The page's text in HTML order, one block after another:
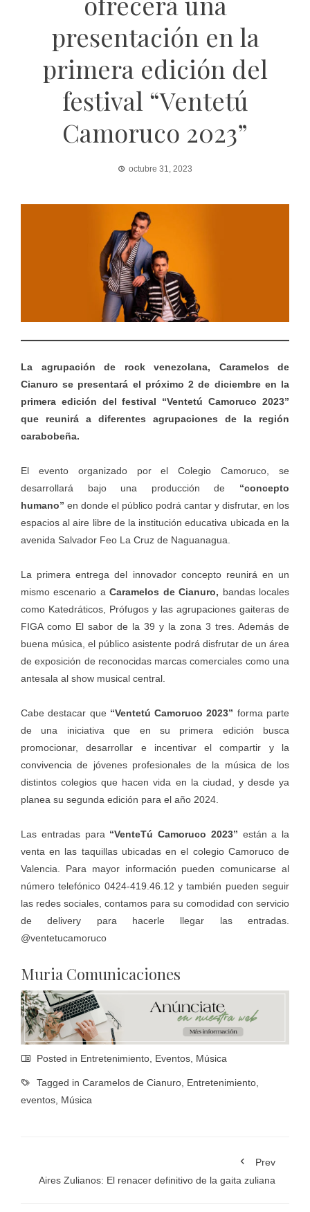
presentación en la
primera edición del
festival “Ventetú
Camoruco 2023”
octubre 31, 2023
La agrupación de rock venezolana, Caramelos de
Cianuro se presentará el próximo 2 de diciembre en la
primera edición del festival “Ventetú Camoruco 2023”
que reunirá a diferentes agrupaciones de la región
carabobeña.
El evento organizado por el Colegio Camoruco, se
desarrollará bajo una producción de “concepto
humano” en donde el público podrá cantar y disfrutar, en los
espacios al aire libre de la institución educativa ubicada en la
avenida Salvador Feo La Cruz de Naguanagua.
La primera entrega del innovador concepto reunirá en un
mismo escenario aCaramelos de Cianuro, bandas locales
como Katedráticos, Prófugos y las agrupaciones gaiteras de
FIGA como El sabor de la 39 y la zona 3 tres. Además de
buena música, el público asistente podrá disfrutar de un área
de exposición de reconocidas marcas comerciales como una
antesala al show musical central.
Cabe destacar que “Ventetú Camoruco 2023” forma parte
de una iniciativa que en su primera edición busca
promocionar, desarrollar e incentivar el compartir y la
convivencia de jóvenes profesionales de la música de los
distintos colegios que hacen vida en la ciudad, y desde ya
planea su segunda edición para el año 2024.
Las entradas para “VenteTú Camoruco 2023” están a la
venta en las taquillas ubicadas en el colegio Camoruco de
Valencia. Para mayor información pueden comunicarse al
número telefónico 0424-419.46.12 y también pueden seguir
las redes sociales, contamos para su comodidad con servicio
de delivery para hacerle llegar las entradas.
@ventetucamoruco
Muria Comunicaciones
Posted in Entretenimiento Eventos Música
Tagged in Caramelos de Cianuro Entretenimiento
eventos Música
Prev
Aires Zulianos: El renacer definitivo de la gaita zuliana